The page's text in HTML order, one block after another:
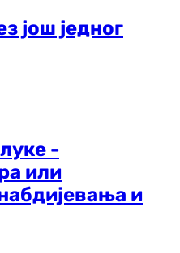
још једног
-
или
и